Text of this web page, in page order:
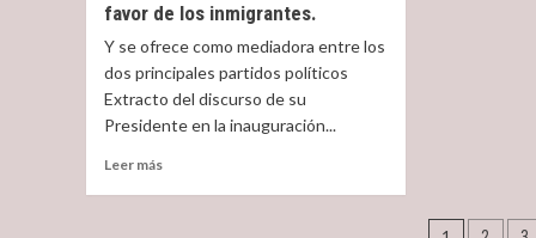
favor de los inmigrantes.
Y se ofrece como mediadora entre los
dos principales partidos políticos
Extracto del discurso de su
Presidente en la inauguración...
Leer más